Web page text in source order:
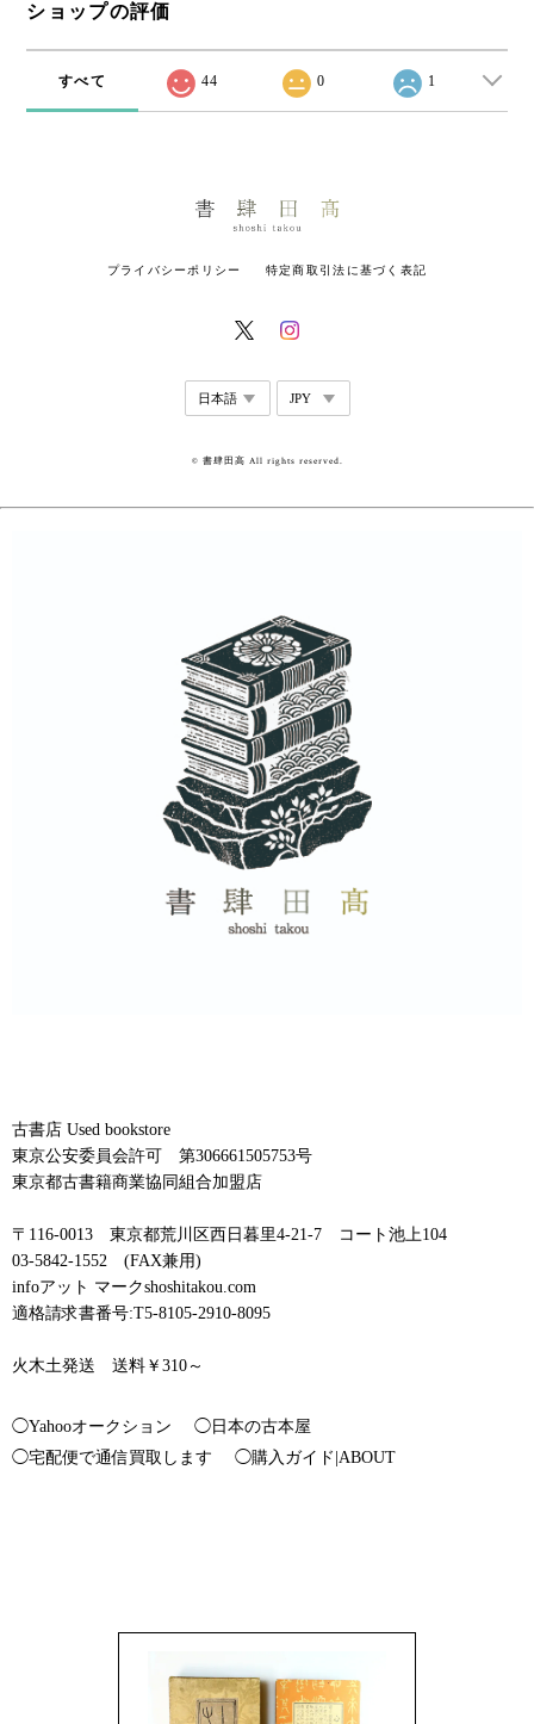
ショップの評価
すべて 44 0 1
プライバシーポリシー 特定商取引法に基づく表記
© 書肆田高 All rights reserved.
古書店 Used bookstore
東京公安委員会許可 第306661505753号
東京都古書籍商業協同組合加盟店
〒116-0013 東京都荒川区西日暮里4-21-7 コート池上104
03-5842-1552 (FAX兼用)
infoアット マークshoshitakou.com
適格請求書番号:T5-8105-2910-8095
火木土発送 送料￥310～
◯Yahooオークション
◯日本の古本屋
◯宅配便で通信買取します
◯購入ガイド|ABOUT